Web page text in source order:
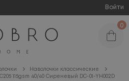
Войти
0
Наволочки классические
115gsm 40/40 Сиреневый DC-01-YH002D